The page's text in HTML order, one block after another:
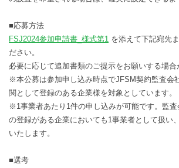
■応募方法
FSJ2024参加申請書_様式第1 を添えて下記宛先
ださい。
必要に応じて追加書類のご提示をお願いする場合
※本公募は参加申し込み時点でJFSM契約監査会
関として登録のある企業様を対象としています。
※1事業者あたり1件の申し込みが可能です。監
の登録がある企業においても1事業者として扱い
いたします。
■選考